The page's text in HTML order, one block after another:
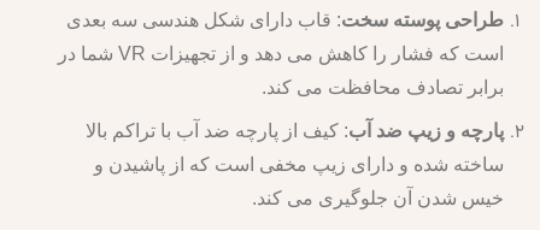
طراحی پوسته سخت: قاب دارای شکل هندسی سه بعدی
است که فشار را کاهش می دهد و از تجهیزات VR شما در
برابر تصادف محافظت می کند.
پارچه و زیپ ضد آب: کیف از پارچه ضد آب با تراکم بالا
ساخته شده و دارای زیپ مخفی است که از پاشیدن و
خیس شدن آن جلوگیری می کند.